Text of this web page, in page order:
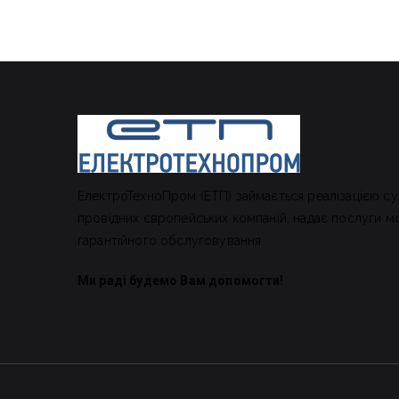
ЕлектроТехноПром (ЕТП) займається реалізацією
провідних європейських компаній, надає послуги
гарантійного обслуговування
Ми раді будемо Вам допомогти!